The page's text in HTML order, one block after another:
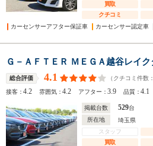
買取
クチコミ
カーセンサーアフター保証車
カーセンサー認定車
Ｇ－ＡＦＴＥＲ ＭＥＧＡ越谷レイ
総合評価 4.1 （クチコミ件数：
接客：4.2 雰囲気：4.2 アフター：3.9 品質：4.1
掲載台数 529台
所在地
埼玉県
スタッフ
買取